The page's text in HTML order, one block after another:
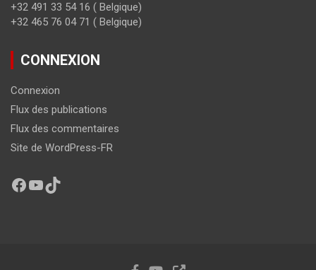
+32 491 33 54 16 ( Belgique)
+32 465 76 04 71 ( Belgique)
CONNEXION
Connexion
Flux des publications
Flux des commentaires
Site de WordPress-FR